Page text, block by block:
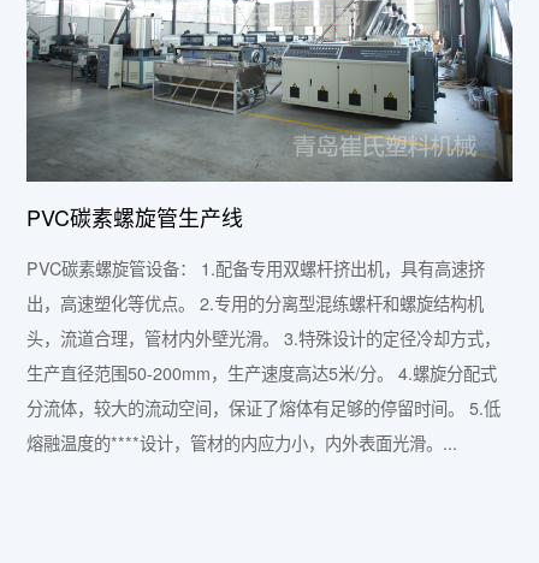
PVC碳素螺旋管生产线
PVC碳素螺旋管设备： 1.配备专用双螺杆挤出机，具有高速挤
出，高速塑化等优点。 2.专用的分离型混练螺杆和螺旋结构机
头，流道合理，管材内外壁光滑。 3.特殊设计的定径冷却方式，
生产直径范围50-200mm，生产速度高达5米/分。 4.螺旋分配式
分流体，较大的流动空间，保证了熔体有足够的停留时间。 5.低
熔融温度的****设计，管材的内应力小，内外表面光滑。...